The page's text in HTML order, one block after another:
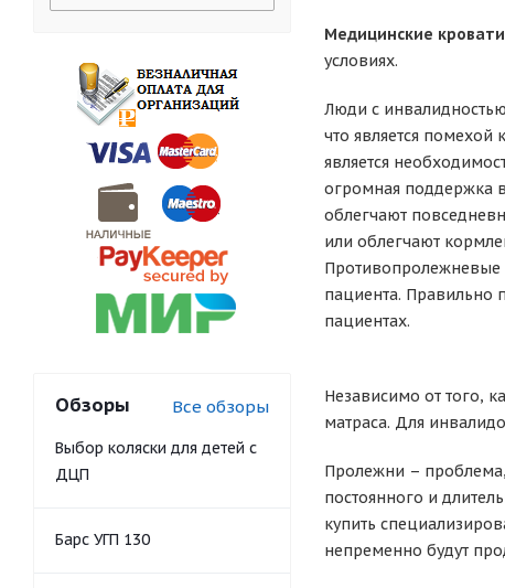
Медицинские кровати
условиях.
Люди с
что является
является
огромная поддержка
облегчают
или облегчают
Противопролежневые
пациента. Правильно
пациентах.
Независимо от того,
матраса. Для
Пролежни –
постоянного и
купить
непременно будут
Обзоры Все обзоры
Выбор коляски для детей с
ДЦП
Барс УГП 130